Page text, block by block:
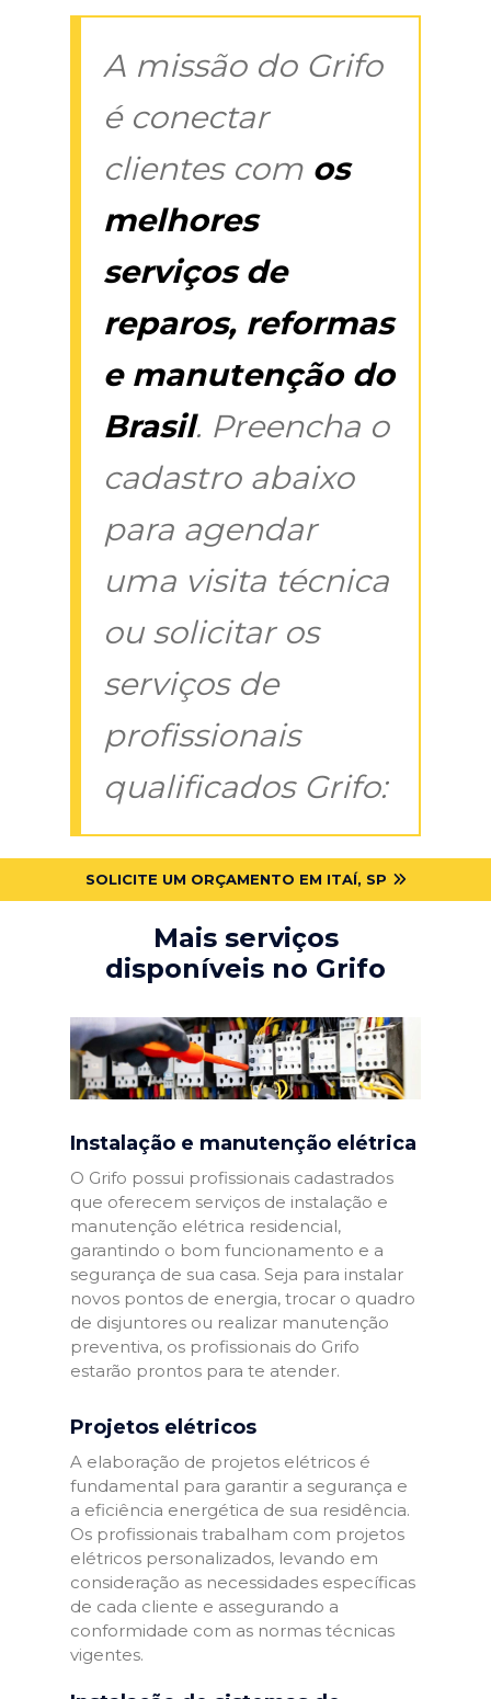
A missão do Grifo
é conectar
clientes com os
melhores
serviços de
reparos, reformas
e manutenção do
Brasil. Preencha o
cadastro abaixo
para agendar
uma visita técnica
ou solicitar os
serviços de
profissionais
qualificados Grifo:
SOLICITE UM ORÇAMENTO EM ITAÍ, SP
Mais serviços
disponíveis no Grifo
Instalação e manutenção elétrica
O Grifo possui profissionais cadastrados
que oferecem serviços de instalação e
manutenção elétrica residencial,
garantindo o bom funcionamento e a
segurança de sua casa. Seja para instalar
novos pontos de energia, trocar o quadro
de disjuntores ou realizar manutenção
preventiva, os profissionais do Grifo
estarão prontos para te atender.
Projetos elétricos
A elaboração de projetos elétricos é
fundamental para garantir a segurança e
a eficiência energética de sua residência.
Os profissionais trabalham com projetos
elétricos personalizados, levando em
consideração as necessidades específicas
de cada cliente e assegurando a
conformidade com as normas técnicas
vigentes.